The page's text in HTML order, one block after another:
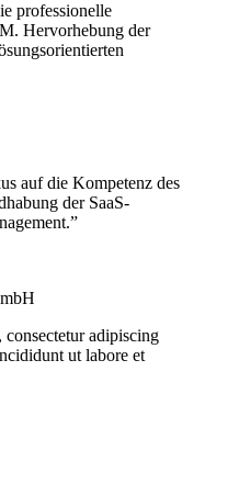
professionelle
Hervorhebung der
auf die Kompetenz des
der SaaS-
adipiscing
ut labore et